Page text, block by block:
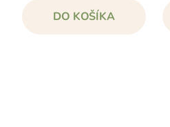
DO KOŠÍKA